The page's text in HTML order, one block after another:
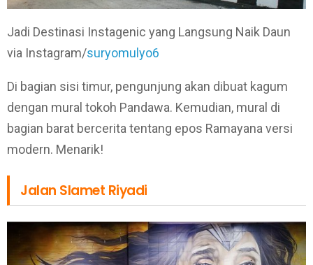
Jadi Destinasi Instagenic yang Langsung Naik Daun
via Instagram/suryomulyo6
Di bagian sisi timur, pengunjung akan dibuat kagum
dengan mural tokoh Pandawa. Kemudian, mural di
bagian barat bercerita tentang epos Ramayana versi
modern. Menarik!
Jalan Slamet Riyadi